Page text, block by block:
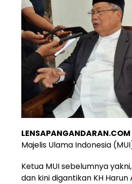
LENSAPANGANDARAN.COM
Majelis Ulama Indonesia
Ketua MUI sebelumnya
dan kini digantikan KH Harun